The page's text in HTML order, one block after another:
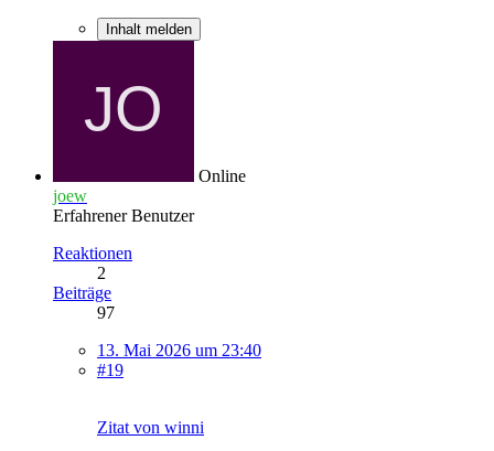
Inhalt melden
Online
joew
Erfahrener Benutzer
Reaktionen
2
Beiträge
97
13. Mai 2026 um 23:40
#19
Zitat von winni